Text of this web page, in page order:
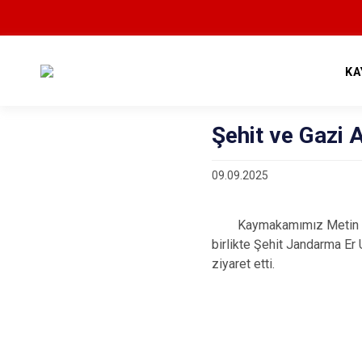
Şehit ve Gazi
09.09.2025
Kaymakamımız Metin
birlikte Şehit Jandarma Er
ziyaret etti.